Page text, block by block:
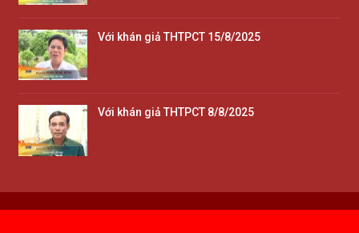
Với khán giả THTPCT 15/8/2025
Với khán giả THTPCT 8/8/2025